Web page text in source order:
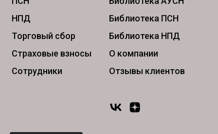
НПД
Торговый сбор
Страховые взносы
Сотрудники
Библиотека ПСН
Библиотека НПД
О компании
Отзывы клиентов